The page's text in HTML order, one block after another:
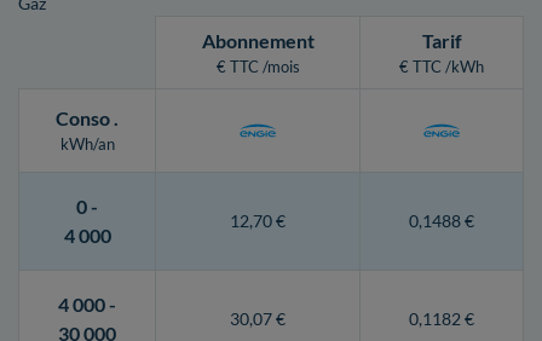
Abonnement
€ TTC /mois
Tarif
€ TTC /kWh
Conso.
kWh/an
0 -
4 000
12,70 € 0,1488 €
4 000 -
30 000
30,07 € 0,1182 €